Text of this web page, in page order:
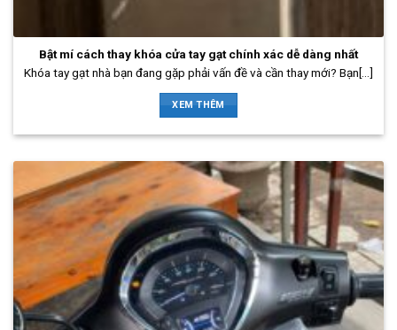
Bật mí cách thay khóa cửa tay gạt chính xác dễ dàng nhất
Khóa tay gạt nhà bạn đang gặp phải vấn đề và cần thay mới? Bạn[...]
XEM THÊM